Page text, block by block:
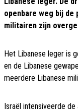
openbare weg bij de
militairen zijn
Het Libanese leger is
en de Libanese
meerdere Libanese
Israël intensiveerde